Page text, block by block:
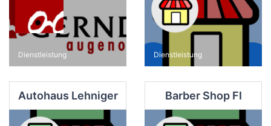
Dienstleistung Dienstleistung
Autohaus Lehniger Barber Shop FI